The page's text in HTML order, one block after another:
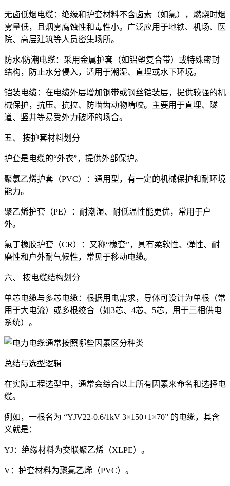
无卤低烟电缆：绝缘和护套材料不含卤素（如氯），燃烧时烟
雾量低，且烟雾腐蚀性和毒性小。广泛应用于地铁、机场、医
院、高层建筑等人员密集场所。
防水/防潮电缆：采用金属护套（如铝塑复合带）或特殊密封
结构，防止水分侵入，适用于潮湿、直埋或水下环境。
铠装电缆：在电缆外层增加钢带或钢丝铠装层，提供较强的机
械保护，抗压、抗拉、防啮齿动物啃咬。主要用于直埋、隧
道、竖井等易受外力破坏的场合。
五、 按护套材料划分
护套是电缆的“外衣”，提供外部保护。
聚氯乙烯护套（PVC）：通用型，有一定的机械保护和耐环境
能力。
聚乙烯护套（PE）：耐潮湿、耐低温性能更优，常用于户
外。
氯丁橡胶护套（CR）：又称“橡套”，具有柔软性、弹性、耐
磨性和户外耐气候性，常见于移动电缆。
六、 按电缆结构划分
单芯电缆与多芯电缆：根据用电需求，导体可设计为单根（常
用于大电流）或多根绞合（如3芯、4芯、5芯，用于三相供电
系统）。
总结与选型逻辑
在实际工程选型中，通常会综合以上所有因素来命名和选择电
缆。
例如，一根名为 “YJV22-0.6/1kV 3×150+1×70” 的电缆，其含
义就是：
YJ：绝缘材料为交联聚乙烯（XLPE）。
V：护套材料为聚氯乙烯（PVC）。